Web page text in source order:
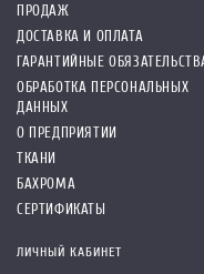
ПРОДАЖ
ДОСТАВКА И ОПЛАТА
ГАРАНТИЙНЫЕ
ОБРАБОТКА ПЕРСОНАЛЬНЫХ
ДАННЫХ
О ПРЕДПРИЯТИИ
ТКАНИ
БАХРОМА
СЕРТИФИКАТЫ
ЛИЧНЫЙ КАБИНЕТ